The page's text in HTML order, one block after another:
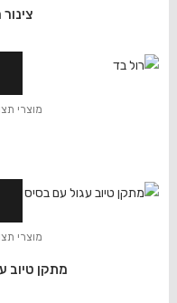
מוצרי
מוצרי
מתקן טיוב